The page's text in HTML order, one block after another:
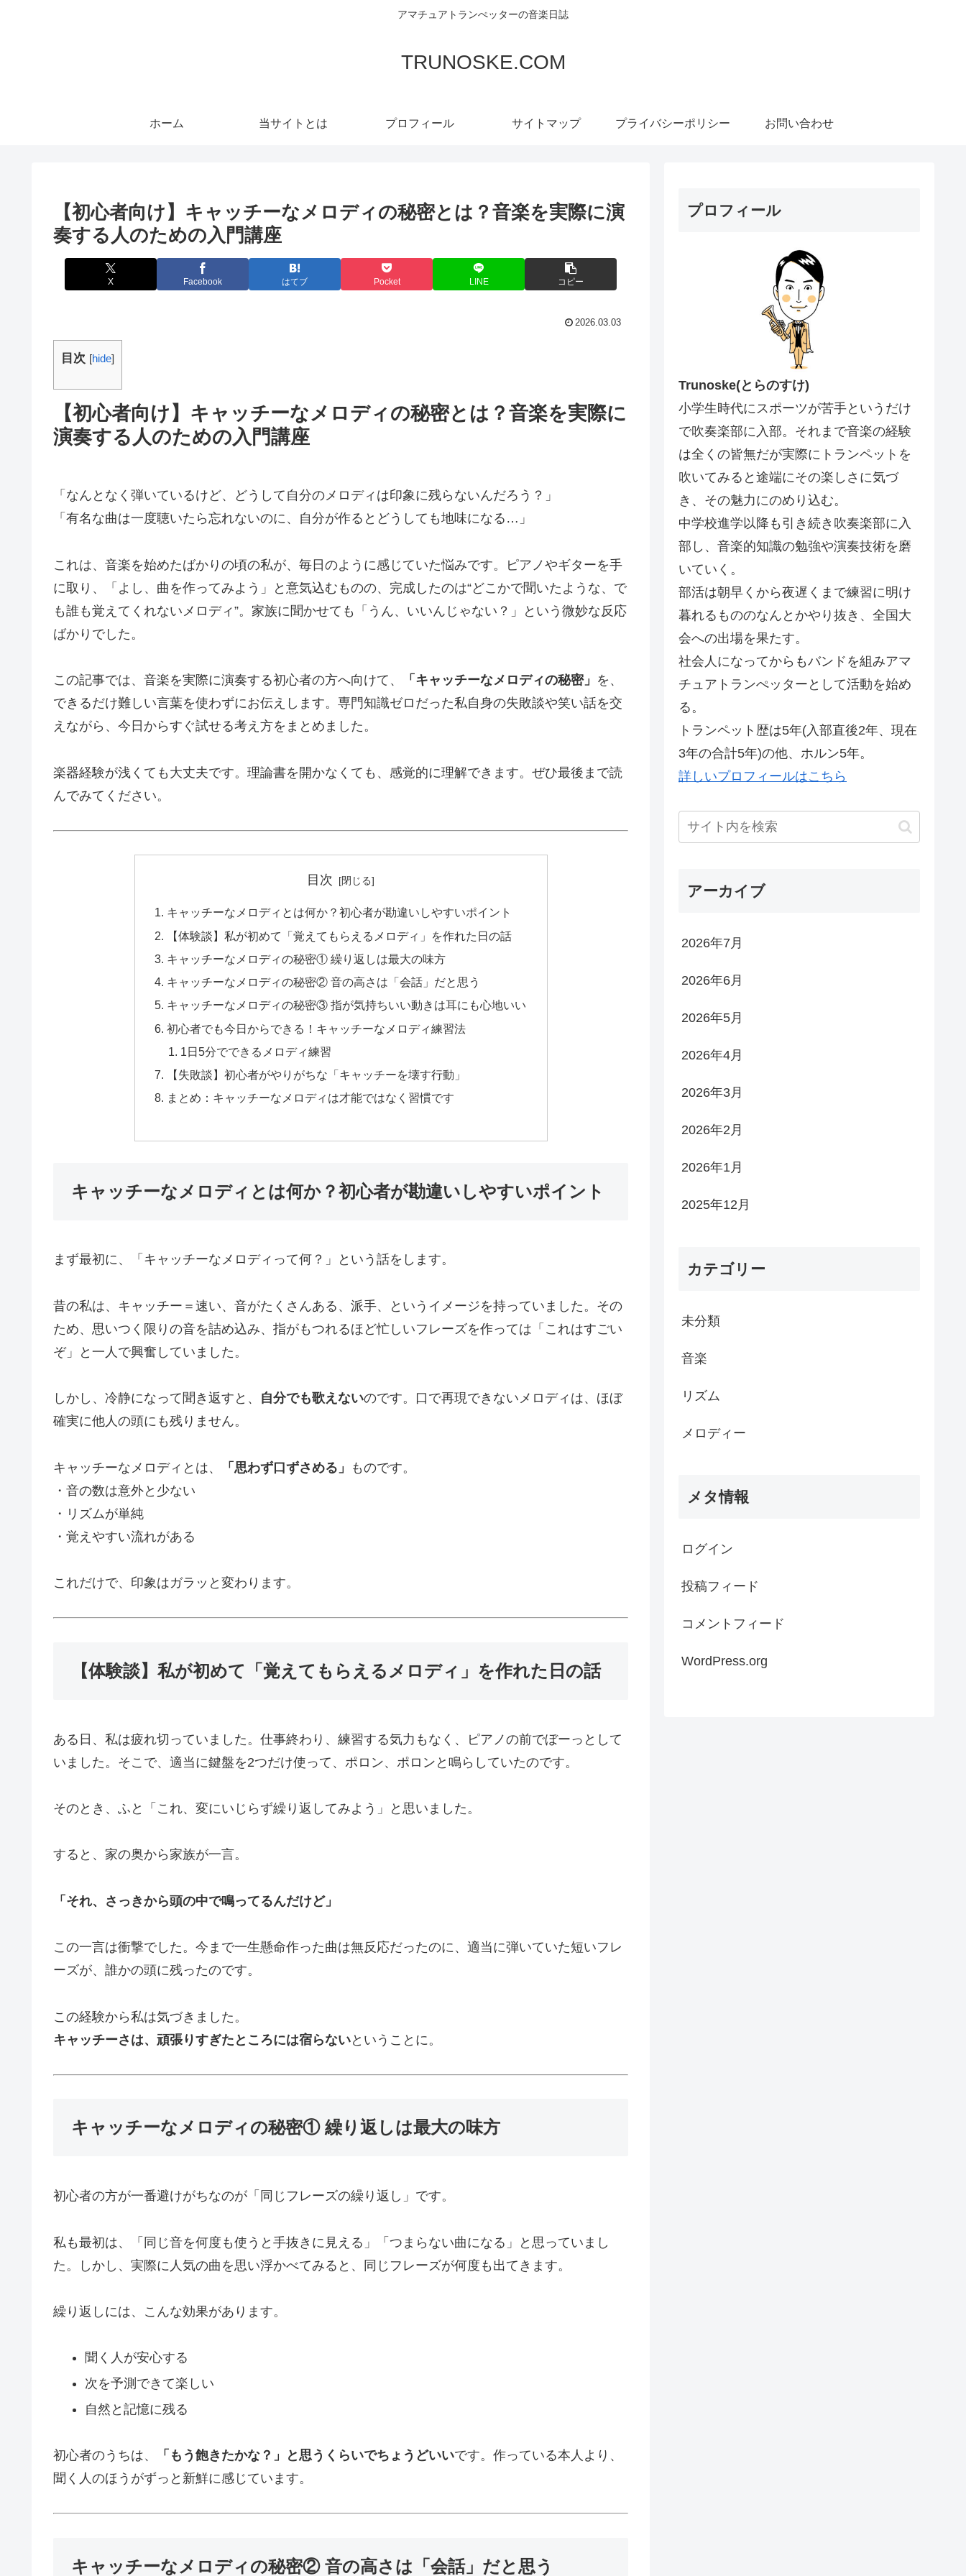
アマチュアトランぺッターの音楽日誌
TRUNOSKE.COM
ホーム 当サイトとは プロフィール サイトマップ プライバシーポリシー お問い合わせ
【初心者向け】キャッチーなメロディの秘密とは？音楽を実際に演
奏する人のための入門講座
X Facebook はてブ Pocket LINE コピー
2026.03.03
目次 [hide]
【初心者向け】キャッチーなメロディの秘密とは？音楽を実際に
演奏する人のための入門講座
「なんとなく弾いているけど、どうして自分のメロディは印象に残らないんだろう？」
「有名な曲は一度聴いたら忘れないのに、自分が作るとどうしても地味になる…」
これは、音楽を始めたばかりの頃の私が、毎日のように感じていた悩みです。ピアノやギターを手
に取り、「よし、曲を作ってみよう」と意気込むものの、完成したのは“どこかで聞いたような、で
も誰も覚えてくれないメロディ”。家族に聞かせても「うん、いいんじゃない？」という微妙な反応
ばかりでした。
この記事では、音楽を実際に演奏する初心者の方へ向けて、 「キャッチーなメロディの秘密」 を、
できるだけ難しい言葉を使わずにお伝えします。専門知識ゼロだった私自身の失敗談や笑い話を交
えながら、今日からすぐ試せる考え方をまとめました。
楽器経験が浅くても大丈夫です。理論書を開かなくても、感覚的に理解できます。ぜひ最後まで読
んでみてください。
目次
キャッチーなメロディとは何か？初心者が勘違いしやすいポイント
【体験談】私が初めて「覚えてもらえるメロディ」を作れた日の話
キャッチーなメロディの秘密① 繰り返しは最大の味方
キャッチーなメロディの秘密② 音の高さは「会話」だと思う
キャッチーなメロディの秘密③ 指が気持ちいい動きは耳にも心地いい
初心者でも今日からできる！キャッチーなメロディ練習法
1日5分でできるメロディ練習
【失敗談】初心者がやりがちな「キャッチーを壊す行動」
まとめ：キャッチーなメロディは才能ではなく習慣です
キャッチーなメロディとは何か？初心者が勘違いしやすいポイント
まず最初に、「キャッチーなメロディって何？」という話をします。
昔の私は、キャッチー＝速い、音がたくさんある、派手、というイメージを持っていました。その
ため、思いつく限りの音を詰め込み、指がもつれるほど忙しいフレーズを作っては「これはすごい
ぞ」と一人で興奮していました。
しかし、冷静になって聞き返すと、 自分でも歌えないのです。口で再現できないメロディは、ほぼ
確実に他人の頭にも残りません。
キャッチーなメロディとは、 「思わず口ずさめる」
ものです。
・音の数は意外と少ない
・リズムが単純
・覚えやすい流れがある
これだけで、印象はガラッと変わります。
【体験談】私が初めて「覚えてもらえるメロディ」を作れた日の話
ある日、私は疲れ切っていました。仕事終わり、練習する気力もなく、ピアノの前でぼーっとして
いました。そこで、適当に鍵盤を2つだけ使って、ポロン、ポロンと鳴らしていたのです。
そのとき、ふと「これ、変にいじらず繰り返してみよう」と思いました。
すると、家の奥から家族が一言。
「それ、さっきから頭の中で鳴ってるんだけど」
この一言は衝撃でした。今まで一生懸命作った曲は無反応だったのに、適当に弾いていた短いフレ
ーズが、誰かの頭に残ったのです。
この経験から私は気づきました。
キャッチーさは、頑張りすぎたところには宿らないということに。
キャッチーなメロディの秘密① 繰り返しは最大の味方
初心者の方が一番避けがちなのが「同じフレーズの繰り返し」です。
私も最初は、「同じ音を何度も使うと手抜きに見える」「つまらない曲になる」と思っていまし
た。しかし、実際に人気の曲を思い浮かべてみると、同じフレーズが何度も出てきます。
繰り返しには、こんな効果があります。
聞く人が安心する
次を予測できて楽しい
自然と記憶に残る
初心者のうちは、 「もう飽きたかな？」と思うくらいでちょうどいいです。作っている本人より、
聞く人のほうがずっと新鮮に感じています。
キャッチーなメロディの秘密② 音の高さは「会話」だと思う
プロフィール
Trunoske(とらのすけ)
小学生時代にスポーツが苦手というだけ
で吹奏楽部に入部。それまで音楽の経験
は全くの皆無だが実際にトランペットを
吹いてみると途端にその楽しさに気づ
き、その魅力にのめり込む。
中学校進学以降も引き続き吹奏楽部に入
部し、音楽的知識の勉強や演奏技術を磨
いていく。
部活は朝早くから夜遅くまで練習に明け
暮れるもののなんとかやり抜き、全国大
会への出場を果たす。
社会人になってからもバンドを組みアマ
チュアトランぺッターとして活動を始め
る。
トランペット歴は5年(入部直後2年、現在
3年の合計5年)の他、ホルン5年。
詳しいプロフィールはこちら
アーカイブ
2026年7月
2026年6月
2026年5月
2026年4月
2026年3月
2026年2月
2026年1月
2025年12月
カテゴリー
未分類
音楽
リズム
メロディー
メタ情報
ログイン
投稿フィード
コメントフィード
WordPress.org